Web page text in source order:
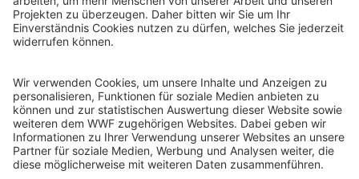
WWF Deutschland
Reinhardtstr. 18
10117 Berlin
Ihre Spende kann steuerlich geltend gemacht werden
Registriert als Stiftung WWF Deutschland, Senatsverwaltung für
Justiz Berlin, Az: 3416/976/2
Umsatzsteuer-Identifikationsnummer: DE 114236103